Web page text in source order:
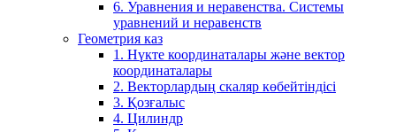
6. Уравнения и неравенства. Системы
уравнений и неравенств
Геометрия каз
1. Нүкте координаталары және вектор
координаталары
2. Векторлардың скаляр көбейтіндісі
3. Қозғалыс
4. Цилиндр